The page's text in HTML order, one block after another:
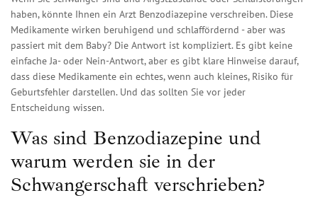
haben, könnte Ihnen ein Arzt Benzodiazepine verschreiben. Diese
Medikamente wirken beruhigend und schlaffördernd - aber was
passiert mit dem Baby? Die Antwort ist kompliziert. Es gibt keine
einfache Ja- oder Nein-Antwort, aber es gibt klare Hinweise darauf,
dass diese Medikamente ein echtes, wenn auch kleines, Risiko für
Geburtsfehler darstellen. Und das sollten Sie vor jeder
Entscheidung wissen.
Was sind Benzodiazepine und
warum werden sie in der
Schwangerschaft verschrieben?